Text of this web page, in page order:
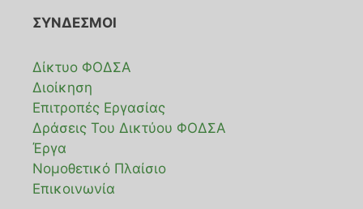
ΣΥΝΔΕΣΜΟΙ
Δίκτυο ΦΟΔΣΑ
Διοίκηση
Επιτροπές Εργασίας
Δράσεις Του Δικτύου ΦΟΔΣΑ
Έργα
Νομοθετικό Πλαίσιο
Επικοινωνία